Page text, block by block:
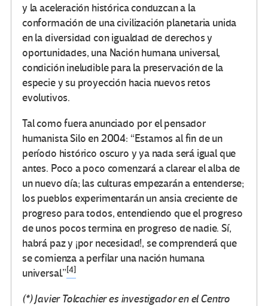
y la aceleración histórica conduzcan a la
conformación de una civilización planetaria unida
en la diversidad con igualdad de derechos y
oportunidades, una Nación humana universal,
condición ineludible para la preservación de la
especie y su proyección hacia nuevos retos
evolutivos.
Tal como fuera anunciado por el pensador
humanista Silo en 2004: “Estamos al fin de un
período histórico oscuro y ya nada será igual que
antes. Poco a poco comenzará a clarear el alba de
un nuevo día; las culturas empezarán a entenderse;
los pueblos experimentarán un ansia creciente de
progreso para todos, entendiendo que el progreso
de unos pocos termina en progreso de nadie. Sí,
habrá paz y ¡por necesidad!, se comprenderá que
se comienza a perfilar una nación humana
universal.” [4]
(*) Javier Tolcachier es investigador en el Centro